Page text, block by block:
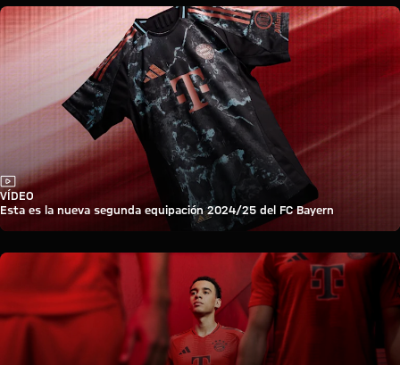
Vídeo
VÍDEO
Esta es la nueva segunda equipación 2024/25 del FC Bayern